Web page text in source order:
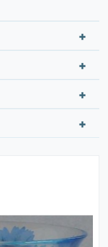
+
+
+
+